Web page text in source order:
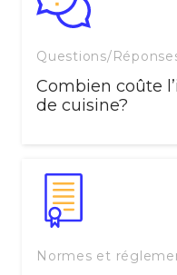
Questions/
Combien coûte
de cuisine?
Normes et